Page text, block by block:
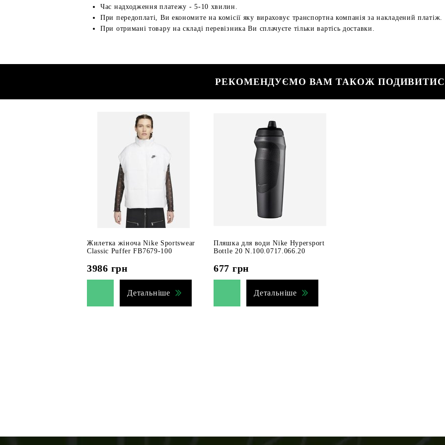
Час надходження платежу - 5-10 хвилин.
При передоплаті, Ви економите на комісії яку вираховує транспортна компанія за накладений платіж.
При отримані товару на складі перевізника Ви сплачуєте тільки вартісь доставки.
РЕКОМЕНДУЄМО ВАМ ТАКОЖ
Жилетка жіноча Nike Sportswear
Classic Puffer FB7679-100
3986 грн
Детальніше
Пляшка для води Nike Hypersport
Bottle 20 N.100.0717.066.20
677 грн
Детальніше